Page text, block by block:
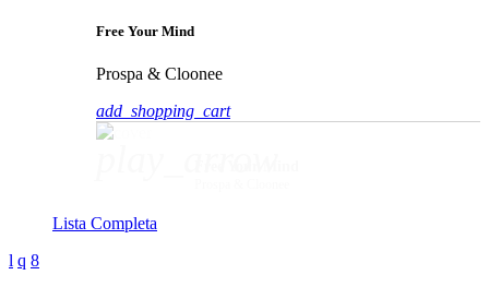
Free Your Mind
Prospa & Cloonee
add_shopping_cart
Lista Completa